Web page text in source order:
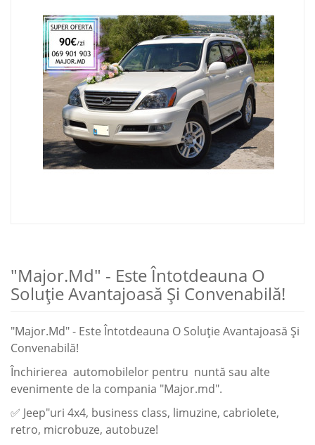
"Major.Md" - Este Întotdeauna O
Soluție Avantajoasă Și Convenabilă!
"Major.Md" - Este Întotdeauna O Soluție Avantajoasă Și
Convenabilă!
Închirierea automobilelor pentru nuntă sau alte
evenimente de la compania "Major.md".
✅ Jeep"uri 4x4, business class, limuzine, cabriolete,
retro, microbuze, autobuze!